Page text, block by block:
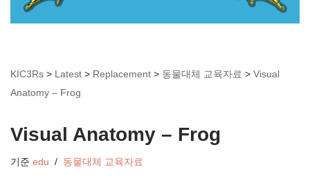
KIC3Rs > Latest > Replacement > 동물대체 교육자료 > Visual
Anatomy – Frog
Visual Anatomy – Frog
기준 edu 동물대체 교육자료